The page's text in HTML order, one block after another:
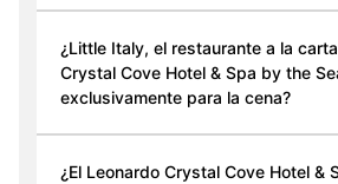
¿Little Italy, el restaurante a la
Crystal Cove Hotel & Spa by the
exclusivamente para la cena?
¿El Leonardo Crystal Cove Hotel &